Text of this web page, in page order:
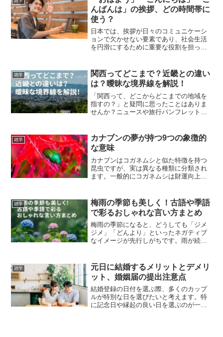
ったりのおやつです。しか...
んばんは」の挨拶、どの時間帯に
使う？
日本では、挨拶が日々のコミュニケーシ
ョンで欠かせない要素であり、社会生活
を円滑にするために重要な役割を担って
れ特定の時間帯に合わせて使うのが一般
的ですが、それぞれの挨拶を...
雑学
関西ってどこまで？近畿との違い
は？曖昧な境界線を解説！
「関西って、どこからどこまでの地域を
指すの？」と疑問に思ったことはありま
せんか？ニュースや旅行パンフレット、
定義は一つではありません。しかも、
「近畿」というよく似た言葉...
雑学
カナブンの夢が持つ9つの象徴的
な意味
カナブンはコガネムシと似た特徴を持つ
昆虫ですが、実は異なる種類に分類され
ます。一般的にコガネムシは財運向上の
ではカナブンの夢が持つ9つの意味につい
て解説します。カナブン...
雑学
梅雨の季節も美しく！古語や季語
で彩るおしゃれな言い方まとめ
梅雨の季節になると、どうしても「ジメ
ジメ」「どんより」といったネガティブ
なイメージが先行しがちです。雨が続い
せん。そんな中、「梅雨」という言葉自
体に対しても、あまりポジ...
雑学
元日に結婚するメリットとデメリ
ット、婚姻届の提出注意点
結婚登録の日付を選ぶ際、多くのカップ
ルが特別な日を選びたいと考えます。特
に記念日や縁起の良い日を選ぶのが一般